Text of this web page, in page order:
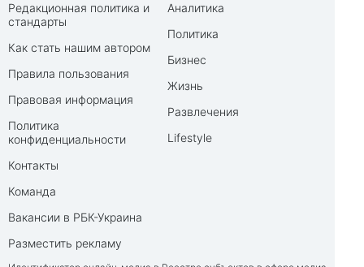
Редакционная политика и
стандарты
Как стать нашим автором
Правила пользования
Правовая информация
Политика
конфиденциальности
Контакты
Команда
Вакансии в РБК-Украина
Разместить рекламу
Аналитика
Политика
Бизнес
Жизнь
Развлечения
Lifestyle